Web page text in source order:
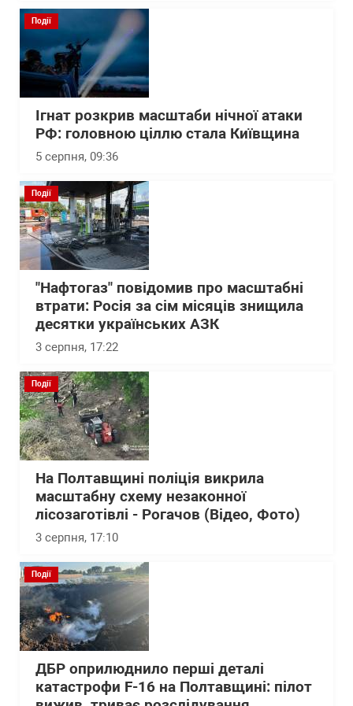
Події
Ігнат розкрив масштаби нічної атаки
РФ: головною ціллю стала Київщина
5 серпня, 09:36
Події
"Нафтогаз" повідомив про масштабні
втрати: Росія за сім місяців знищила
десятки українських АЗК
3 серпня, 17:22
Події
На Полтавщині поліція викрила
масштабну схему незаконної
лісозаготівлі - Рогачов (Відео, Фото)
3 серпня, 17:10
Події
ДБР оприлюднило перші деталі
катастрофи F-16 на Полтавщині: пілот